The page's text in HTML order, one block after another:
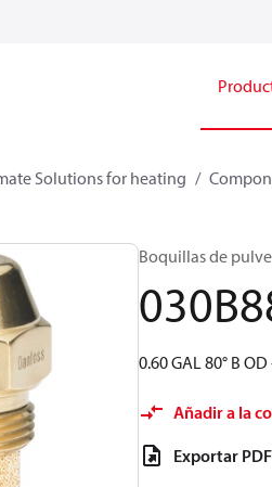
Solutions for heating
Boquillas de
0.60 GAL 80° B OD
Añadir a la
Exportar PDF